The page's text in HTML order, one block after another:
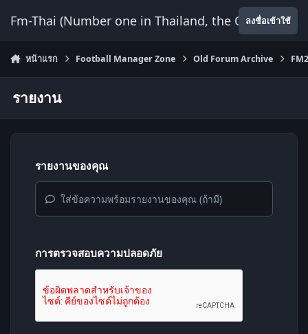
Fm-Thai (Number one in Thailand, the Onlyลงชื่อเข้าใช้
หน้าแรก Football Manager Zone Old Forum Archive
รายงาน
รายงานของคุณ
ใส่ข้อความพร้อมรายงานของคุณ (ถ้ามี)
การตรวจสอบความปลอดภัย